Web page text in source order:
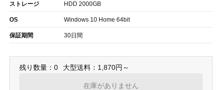
ストレージ HDD 2000GB
OS Windows 10 Home 64bit
保証期間 30日間
残り数量：0 大型送料：1,870円～
在庫がありません